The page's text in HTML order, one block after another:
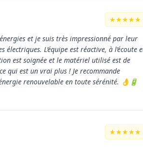
★★★★★
et je suis très impressionné par leur
L’équipe est réactive, à l’écoute
est soignée et le matériel utilisé est de
qui est un vrai plus ! Je recommande
renouvelable en toute sérénité. 👌🔋
★★★★★